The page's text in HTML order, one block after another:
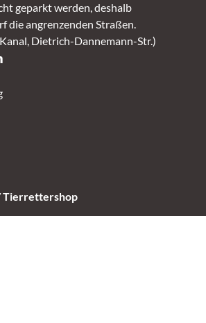
geparkt werden, deshalb
die angrenzenden Straßen.
Dietrich-Dannemann-Str.)
Tierrettershop